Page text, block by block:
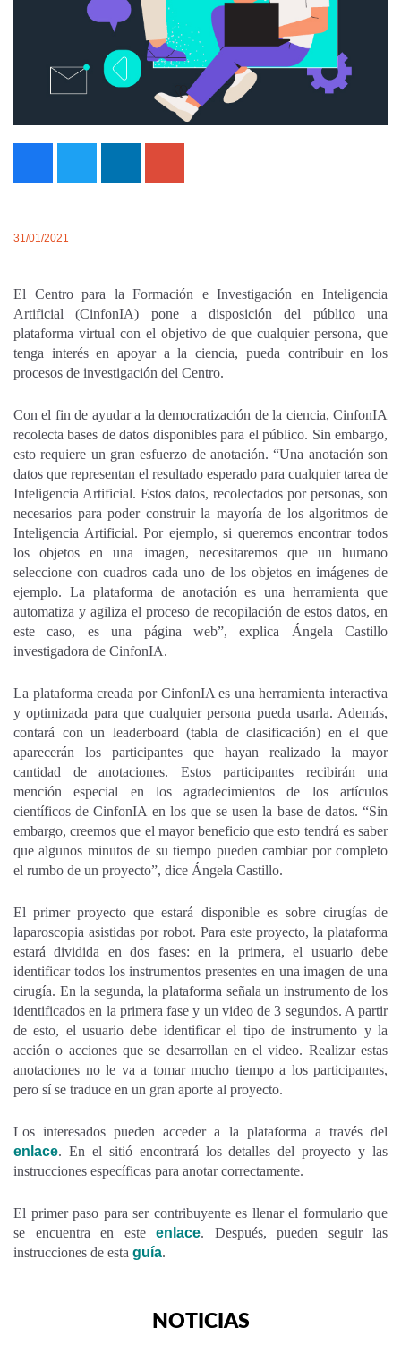
31/01/2021
El Centro para la Formación e Investigación en Inteligencia
Artificial (CinfonIA) pone a disposición del público una
plataforma virtual con el objetivo de que cualquier persona, que
tenga interés en apoyar a la ciencia, pueda contribuir en los
procesos de investigación del Centro.
Con el fin de ayudar a la democratización de la ciencia, CinfonIA
recolecta bases de datos disponibles para el público. Sin embargo,
esto requiere un gran esfuerzo de anotación. “Una anotación son
datos que representan el resultado esperado para cualquier tarea de
Inteligencia Artificial. Estos datos, recolectados por personas, son
necesarios para poder construir la mayoría de los algoritmos de
Inteligencia Artificial. Por ejemplo, si queremos encontrar todos
los objetos en una imagen, necesitaremos que un humano
seleccione con cuadros cada uno de los objetos en imágenes de
ejemplo. La plataforma de anotación es una herramienta que
automatiza y agiliza el proceso de recopilación de estos datos, en
este caso, es una página web”, explica Ángela Castillo
investigadora de CinfonIA.
La plataforma creada por CinfonIA es una herramienta interactiva
y optimizada para que cualquier persona pueda usarla. Además,
contará con un leaderboard (tabla de clasificación) en el que
aparecerán los participantes que hayan realizado la mayor
cantidad de anotaciones. Estos participantes recibirán una
mención especial en los agradecimientos de los artículos
científicos de CinfonIA en los que se usen la base de datos. “Sin
embargo, creemos que el mayor beneficio que esto tendrá es saber
que algunos minutos de su tiempo pueden cambiar por completo
el rumbo de un proyecto”, dice Ángela Castillo.
El primer proyecto que estará disponible es sobre cirugías de
laparoscopia asistidas por robot. Para este proyecto, la plataforma
estará dividida en dos fases: en la primera, el usuario debe
identificar todos los instrumentos presentes en una imagen de una
cirugía. En la segunda, la plataforma señala un instrumento de los
identificados en la primera fase y un video de 3 segundos. A partir
de esto, el usuario debe identificar el tipo de instrumento y la
acción o acciones que se desarrollan en el video. Realizar estas
anotaciones no le va a tomar mucho tiempo a los participantes,
pero sí se traduce en un gran aporte al proyecto.
Los interesados pueden acceder a la plataforma a través del
enlace. En el sitió encontrará los detalles del proyecto y las
instrucciones específicas para anotar correctamente.
El primer paso para ser contribuyente es llenar el formulario que
se encuentra en este enlace. Después, pueden seguir las
instrucciones de esta guía.
NOTICIAS